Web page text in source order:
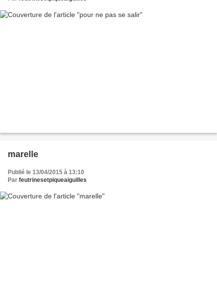
marelle
Publié le 13/04/2015 à 13:10
Par feutrinesetpiqueaiguilles